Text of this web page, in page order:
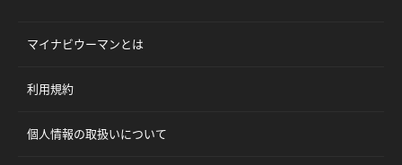
マイナビウーマンとは
利用規約
個人情報の取扱いについて